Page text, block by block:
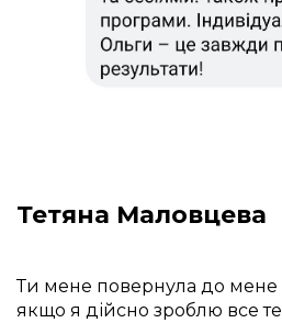
Тетяна Маловцева
Ти мене повернула до мене
якщо я дійсно зроблю все